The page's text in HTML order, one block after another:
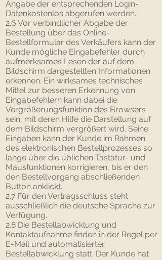
Angabe der entsprechenden Login-
Datenkostenlos abgerufen werden.
2.6 Vor verbindlicher Abgabe der
Bestellung über das Online-
Bestellformular des Verkäufers kann der
Kunde mögliche Eingabefehler durch
aufmerksames Lesen der auf dem
Bildschirm dargestellten Informationen
erkennen. Ein wirksames technisches
Mittel zur besseren Erkennung von
Eingabefehlern kann dabei die
Vergrößerungsfunktion des Browsers
sein, mit deren Hilfe die Darstellung auf
dem Bildschirm vergrößert wird. Seine
Eingaben kann der Kunde im Rahmen
des elektronischen Bestellprozesses so
lange über die üblichen Tastatur- und
Mausfunktionen korrigieren, bis er den
den Bestellvorgang abschließenden
Button anklickt.
2.7 Für den Vertragsschluss steht
ausschließlich die deutsche Sprache zur
Verfügung.
2.8 Die Bestellabwicklung und
Kontaktaufnahme finden in der Regel per
E-Mail und automatisierter
Bestellabwicklung statt. Der Kunde hat